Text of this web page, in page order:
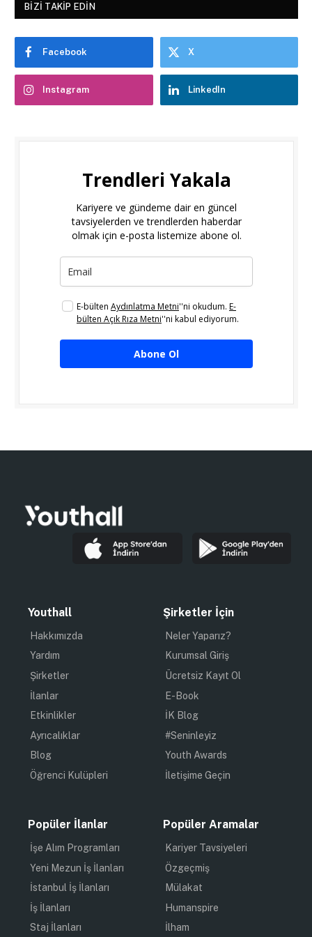
BIZI TAKIP EDIN
Facebook X
Instagram LinkedIn
Trendleri Yakala
Kariyere ve gündeme dair en güncel
tavsiyelerden ve trendlerden haberdar
olmak için e-posta listemize abone ol.
E-bülten Aydınlatma Metni''ni okudum. E-
bülten Açık Rıza Metni''ni kabul ediyorum.
Abone Ol
Youthall
Hakkımızda
Yardım
Şirketler
İlanlar
Etkinlikler
Ayrıcalıklar
Blog
Öğrenci Kulüpleri
Şirketler İçin
Neler Yaparız?
Kurumsal Giriş
Ücretsiz Kayıt Ol
E-Book
İK Blog
#Seninleyiz
Youth Awards
İletişime Geçin
Popüler İlanlar
İşe Alım Programları
Yeni Mezun İş İlanları
İstanbul İş İlanları
İş İlanları
Staj İlanları
Popüler Aramalar
Kariyer Tavsiyeleri
Özgeçmiş
Mülakat
Humanspire
İlham